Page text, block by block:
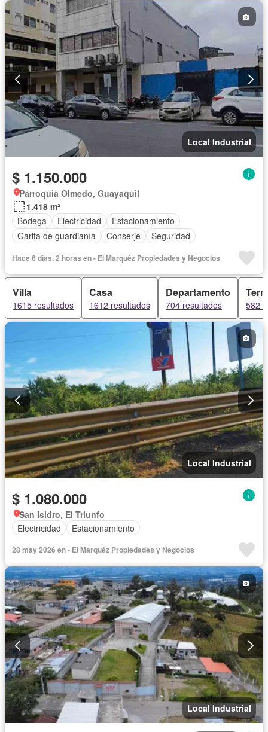
Local Industrial
$ 1.150.000
Parroquia Olmedo, Guayaquil
1.418 m²
Bodega
Electricidad
Estacionamiento
Garita de guardianía
Conserje Seguridad
Hace 6 días, 2 horas en - El Marquéz Propiedades y Negocios
Villa
1615 resultados
Casa
1612 resultados
Departamento
704 resultados 582
Local Industrial
$ 1.080.000
San Isidro, El Triunfo
Electricidad
Estacionamiento
28 may 2026 en - El Marquéz Propiedades y Negocios
Local Industrial